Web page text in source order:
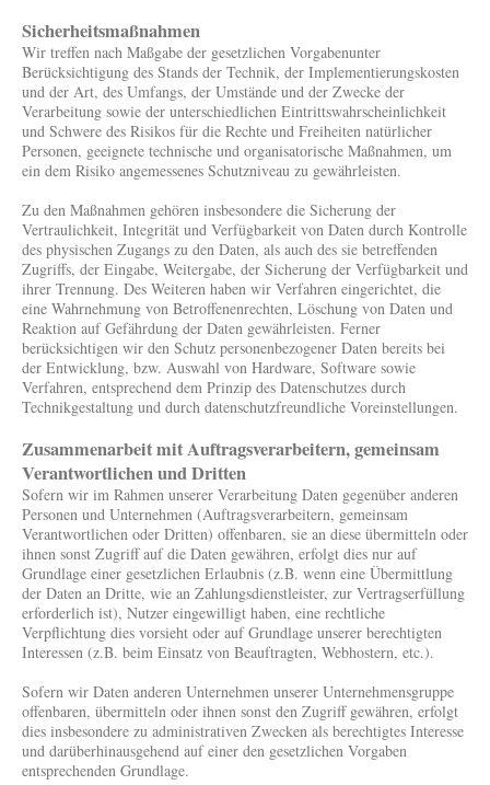
Sicherheitsmaßnahmen
Wir treffen nach Maßgabe der gesetzlichen Vorgabenunter
Berücksichtigung des Stands der Technik, der Implementierungskosten
und der Art, des Umfangs, der Umstände und der Zwecke der
Verarbeitung sowie der unterschiedlichen Eintrittswahrscheinlichkeit
und Schwere des Risikos für die Rechte und Freiheiten natürlicher
Personen, geeignete technische und organisatorische Maßnahmen, um
ein dem Risiko angemessenes Schutzniveau zu gewährleisten.
Zu den Maßnahmen gehören insbesondere die Sicherung der
Vertraulichkeit, Integrität und Verfügbarkeit von Daten durch Kontrolle
des physischen Zugangs zu den Daten, als auch des sie betreffenden
Zugriffs, der Eingabe, Weitergabe, der Sicherung der Verfügbarkeit und
ihrer Trennung. Des Weiteren haben wir Verfahren eingerichtet, die
eine Wahrnehmung von Betroffenenrechten, Löschung von Daten und
Reaktion auf Gefährdung der Daten gewährleisten. Ferner
berücksichtigen wir den Schutz personenbezogener Daten bereits bei
der Entwicklung, bzw. Auswahl von Hardware, Software sowie
Verfahren, entsprechend dem Prinzip des Datenschutzes durch
Technikgestaltung und durch datenschutzfreundliche Voreinstellungen.
Zusammenarbeit mit Auftragsverarbeitern, gemeinsam
Verantwortlichen und Dritten
Sofern wir im Rahmen unserer Verarbeitung Daten gegenüber anderen
Personen und Unternehmen (Auftragsverarbeitern, gemeinsam
Verantwortlichen oder Dritten) offenbaren, sie an diese übermitteln oder
ihnen sonst Zugriff auf die Daten gewähren, erfolgt dies nur auf
Grundlage einer gesetzlichen Erlaubnis (z.B. wenn eine Übermittlung
der Daten an Dritte, wie an Zahlungsdienstleister, zur Vertragserfüllung
erforderlich ist), Nutzer eingewilligt haben, eine rechtliche
Verpflichtung dies vorsieht oder auf Grundlage unserer berechtigten
Interessen (z.B. beim Einsatz von Beauftragten, Webhostern, etc.).
Sofern wir Daten anderen Unternehmen unserer Unternehmensgruppe
offenbaren, übermitteln oder ihnen sonst den Zugriff gewähren, erfolgt
dies insbesondere zu administrativen Zwecken als berechtigtes Interesse
und darüberhinausgehend auf einer den gesetzlichen Vorgaben
entsprechenden Grundlage.